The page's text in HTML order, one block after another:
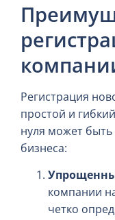
Регистрация
простой и
нуля может
бизнеса:
компании
четко